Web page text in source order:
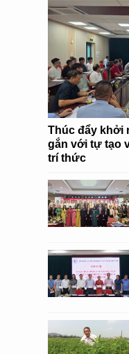
Thúc đẩy khởi
gắn với tự tạo
trí thức